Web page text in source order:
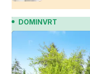
DOMINVRT